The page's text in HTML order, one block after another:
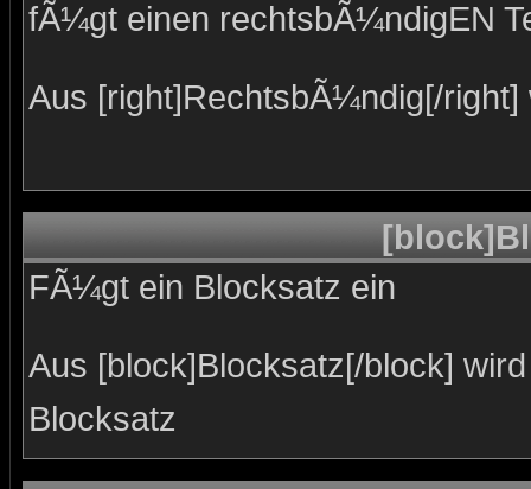
fÃ¼gt einen rechtsbÃ¼ndigEN
Aus [right]RechtsbÃ¼ndig[/right]
FÃ¼gt ein Blocksatz ein
Aus [block]Blocksatz[/block] wird
Blocksatz